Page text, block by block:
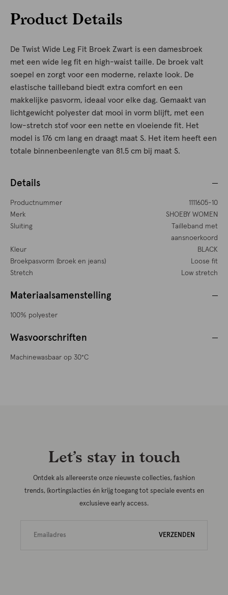
Product Details
De Twist Wide Leg Fit Broek Zwart is een damesbroek
met een wide leg fit en high-waist taille. De broek valt
soepel en zorgt voor een moderne, relaxte look. De
elastische tailleband biedt extra comfort en een
makkelijke pasvorm, ideaal voor elke dag. Gemaakt van
lichtgewicht polyester dat mooi in vorm blijft, met een
low-stretch stof voor een nette en vloeiende fit. Het
model is 176 cm lang en draagt maat S. Het item heeft een
totale binnenbeenlengte van 81.5 cm bij maat S.
Details
Productnummer
1111605-10
Merk
SHOEBY WOMEN
Sluiting
Tailleband met
aansnoerkoord
Kleur
BLACK
Broekpasvorm (broek en jeans)
Loose fit
Stretch
Low stretch
Materiaalsamenstelling
100% polyester
Wasvoorschriften
Machinewasbaar op 30°C
Let’s stay in touch
Ontdek als allereerste onze nieuwste collecties, fashion
trends, (kortings)acties én krijg toegang tot speciale events en
exclusieve early access.
VERZENDEN